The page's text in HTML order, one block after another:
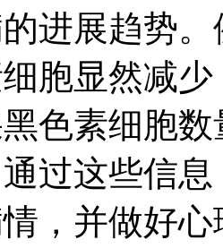
进展趋势
胞显然减
色素细胞
过这些信
，并做好